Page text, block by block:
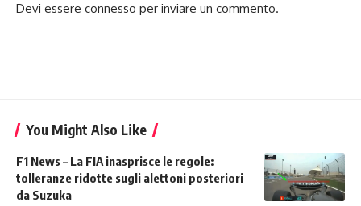
Devi essere connesso per inviare un commento.
You Might Also Like
F1 News – La FIA inasprisce le regole:
tolleranze ridotte sugli alettoni posteriori
da Suzuka